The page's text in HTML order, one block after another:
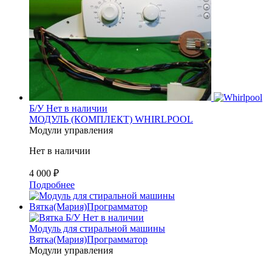
Б/У Нет в наличии
МОДУЛЬ (КОМПЛЕКТ) WHIRLPOOL
Модули управления
Нет в наличии
4 000 ₽
Подробнее
Б/У Нет в наличии
Модуль для стиральной машины
Вятка(Мария)Программатор
Модули управления